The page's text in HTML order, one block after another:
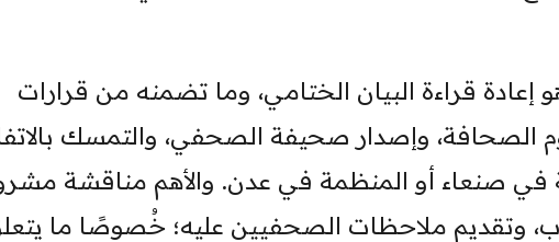
هو إعادة قراءة البيان الختامي، وما تضمنه من قرارات
الصحافة، وإصدار صحيفة الصحفي، والتمسك
في صنعاء أو المنظمة في عدن. والأهم مناقشة
وتقديم ملاحظات الصحفيين عليه؛ خُصوصًا ما